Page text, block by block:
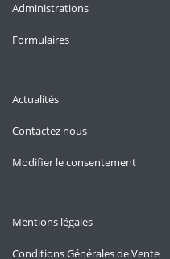
Administrations
Formulaires
Actualités
Contactez nous
Modifier le consentement
Mentions légales
Conditions Générales de Vente